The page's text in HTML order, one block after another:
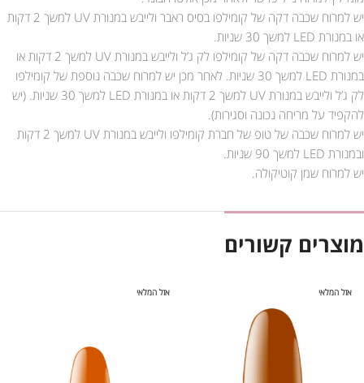
יש למרוח שכבה דקה של קומילפו בסיס ראבר ולייבש במנורת UV למשך 2 דקות
או במנורת LED למשך 30 שניות.
יש למרוח שכבה דקה של קומילפו לק ג’ל ולייבש במנורת UV למשך 2 דקות או
במנורת LED למשך 30 שניות. לאחר מכן יש למרוח שכבה נוספת של קומילפו
לק ג’ל ולייבש במנורת UV למשך 2 דקות או במנורת LED למשך 30 שניות. (יש
להקפיד על מריחה נכונה וסגירות).
יש למרוח שכבה של טופ של חברת קומילפו ולייבש במנורת UV למשך 2 דקות
ובמנורת LED למשך 90 שניות.
יש למרוח שמן קוטיקולה.
מוצרים קשורים
אזל המלאי אזל המלאי